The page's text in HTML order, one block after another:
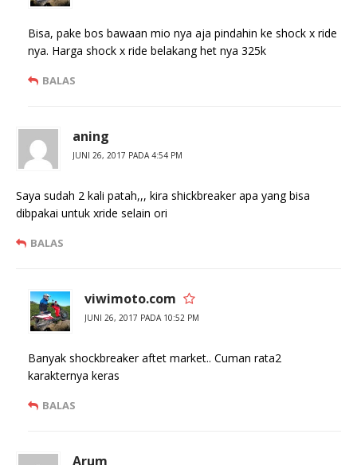
Bisa, pake bos bawaan mio nya aja pindahin ke shock x ride
nya. Harga shock x ride belakang het nya 325k
BALAS
aning
JUNI 26, 2017 PADA 4:54 PM
Saya sudah 2 kali patah,,, kira shickbreaker apa yang bisa
dibpakai untuk xride selain ori
BALAS
viwimoto.com
JUNI 26, 2017 PADA 10:52 PM
Banyak shockbreaker aftet market.. Cuman rata2
karakternya keras
BALAS
Arum